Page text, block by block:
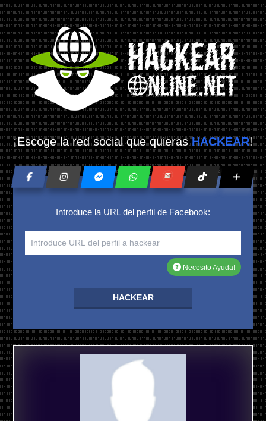
¡Escoge la red social que quierasHACKEAR!
Introduce la URL del perfil de Facebook:
Necesito Ayuda!
HACKEAR